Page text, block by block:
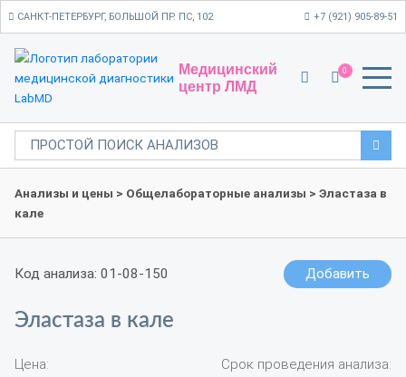
САНКТ-ПЕТЕРБУРГ, БОЛЬШОЙ ПР. ПС, 102 +7 (921) 905-89-51
Медицинский
центр ЛМД
0
Анализы и цены > Общелабораторные анализы > Эластаза в
кале
Код анализа: 01-08-150 Добавить
Эластаза в кале
Цена: Срок проведения анализа: